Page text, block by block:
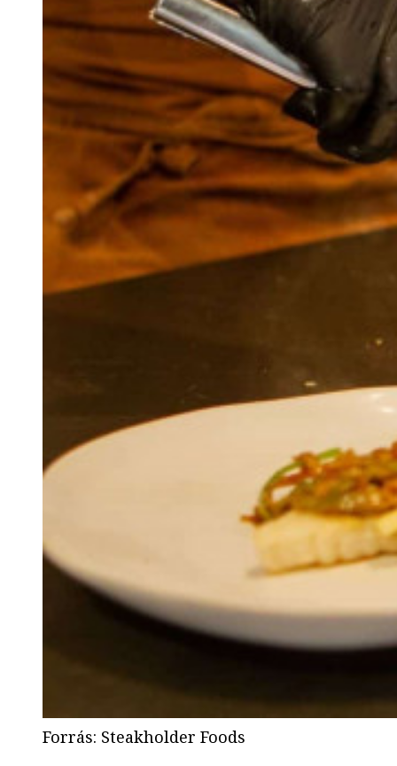
Forrás: Steakholder Foods